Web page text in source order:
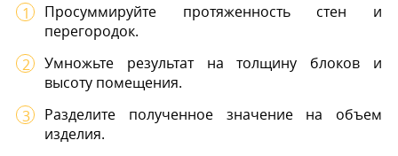
Просуммируйте протяженность стен и
перегородок.
Умножьте результат на толщину блоков и
высоту помещения.
Разделите полученное значение на объем
изделия.